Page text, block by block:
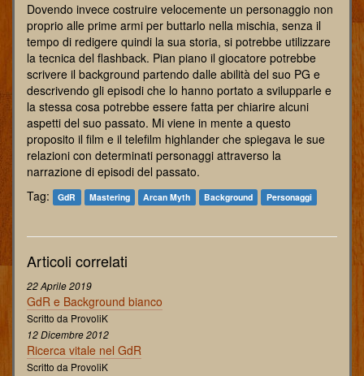
Dovendo invece costruire velocemente un personaggio non
proprio alle prime armi per buttarlo nella mischia, senza il
tempo di redigere quindi la sua storia, si potrebbe utilizzare
la tecnica del flashback. Pian piano il giocatore potrebbe
scrivere il background partendo dalle abilità del suo PG e
descrivendo gli episodi che lo hanno portato a svilupparle e
la stessa cosa potrebbe essere fatta per chiarire alcuni
aspetti del suo passato. Mi viene in mente a questo
proposito il film e il telefilm highlander che spiegava le sue
relazioni con determinati personaggi attraverso la
narrazione di episodi del passato.
Tag:
GdR Mastering Arcan Myth Background Personaggi
Articoli correlati
22 Aprile 2019
GdR e Background bianco
Scritto da ProvoliK
12 Dicembre 2012
Ricerca vitale nel GdR
Scritto da ProvoliK